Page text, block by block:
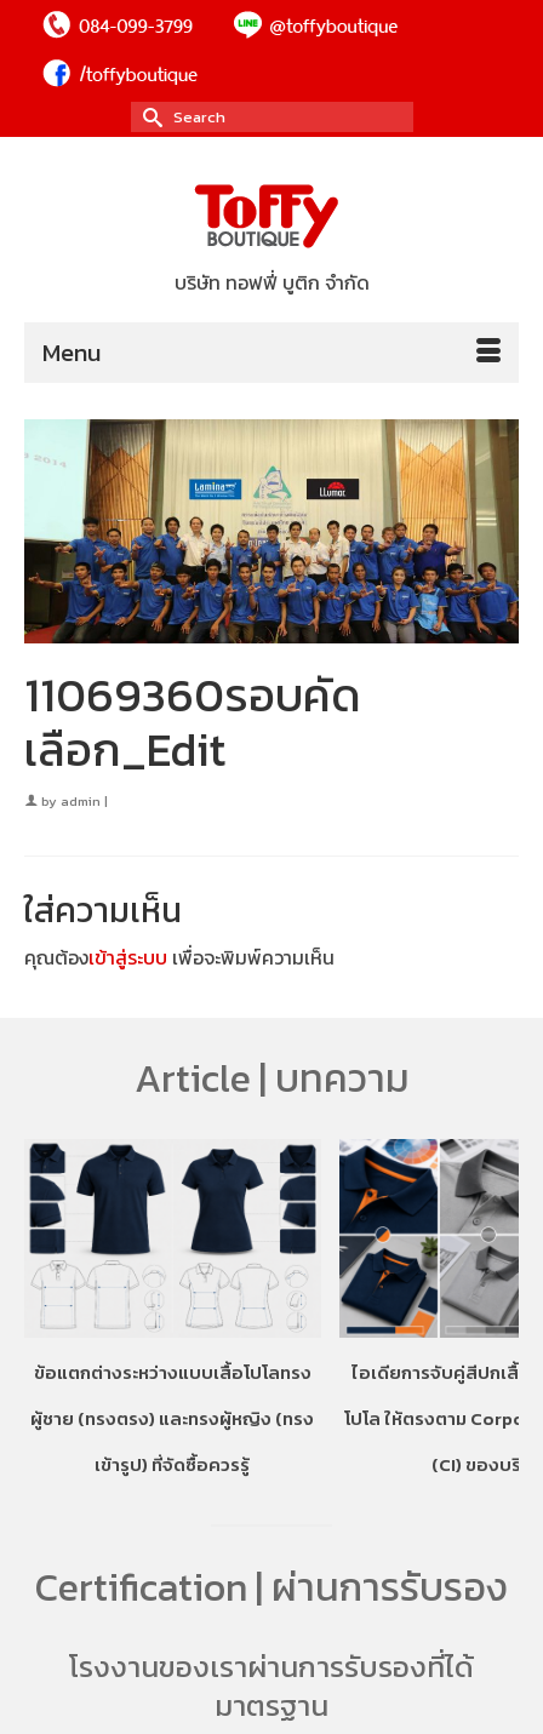
Search
for:
บริษัท ทอฟฟี่ บูติก จำกัด
Menu
11069360รอบคัด
เลือก_Edit
by admin |
ใส่ความเห็น
คุณต้องเข้าสู่ระบบ เพื่อจะพิมพ์ความเห็น
Article | บทความ
ข้อแตกต่างระหว่างแบบเสื้อโปโลทรง
ผู้ชาย (ทรงตรง) และทรงผู้หญิง (ทรง
เข้ารูป) ที่จัดซื้อควรรู้
ไอเดียการจับคู่สีปกเสื้อ
โปโล ให้ตรงตาม
(CI) ของบริษัท
Certification | ผ่านการรับรอง
โรงงานของเราผ่านการรับรองที่ได้
มาตรฐาน